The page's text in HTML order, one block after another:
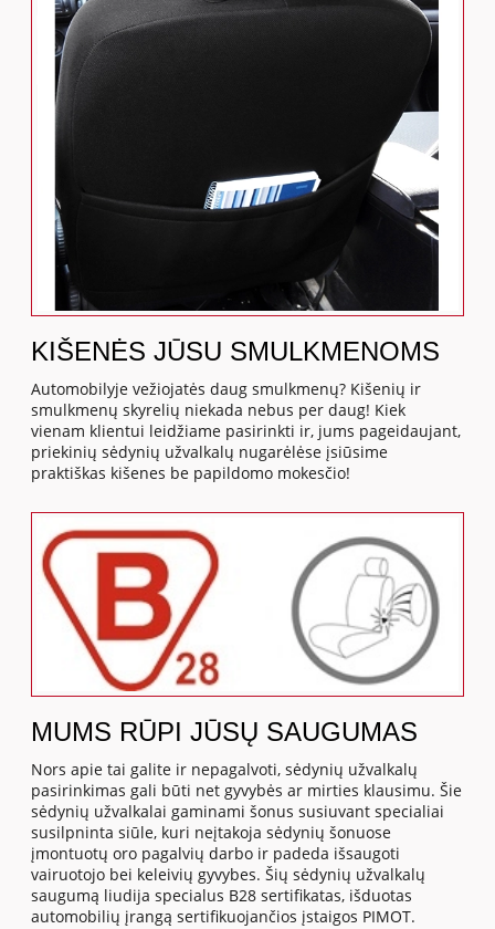
KIŠENĖS JŪSU SMULKMENOMS
Automobilyje vežiojatės daug smulkmenų? Kišenių ir
smulkmenų skyrelių niekada nebus per daug! Kiek
vienam klientui leidžiame pasirinkti ir, jums pageidaujant,
priekinių sėdynių užvalkalų nugarėlėse įsiūsime
praktiškas kišenes be papildomo mokesčio!
MUMS RŪPI JŪSŲ SAUGUMAS
Nors apie tai galite ir nepagalvoti, sėdynių užvalkalų
pasirinkimas gali būti net gyvybės ar mirties klausimu. Šie
sėdynių užvalkalai gaminami šonus susiuvant specialiai
susilpninta siūle, kuri neįtakoja sėdynių šonuose
įmontuotų oro pagalvių darbo ir padeda išsaugoti
vairuotojo bei keleivių gyvybes. Šių sėdynių užvalkalų
saugumą liudija specialus B28 sertifikatas, išduotas
automobilių įrangą sertifikuojančios įstaigos PIMOT.